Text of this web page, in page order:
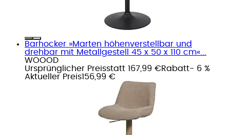
Barhocker »Marten höhenverstellbar und
drehbar mit Metallgestell 45 x 50 x 110 cm«...
WOOOD
Ursprünglicher Preisstatt 167,99 €Rabatt- 6 %
Aktueller Preis156,99 €